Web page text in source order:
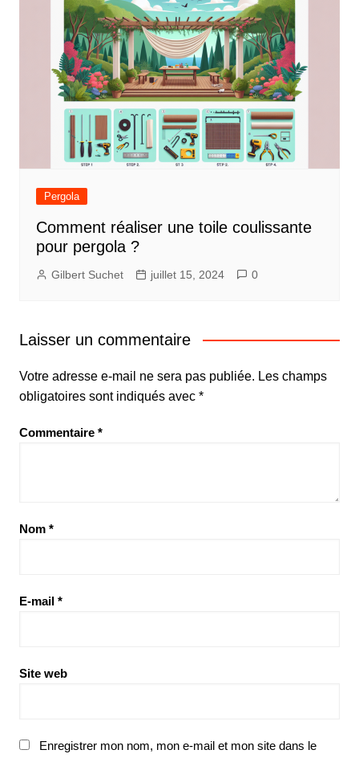
Pergola
Comment réaliser une toile coulissante
pour pergola ?
Gilbert Suchet juillet 15, 2024 0
Laisser un commentaire
Votre adresse e-mail ne sera pas publiée. Les champs
obligatoires sont indiqués avec *
Commentaire *
Nom *
E-mail *
Site web
Enregistrer mon nom, mon e-mail et mon site dans le